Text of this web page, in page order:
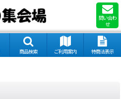
問い合わ
せ
商品検索 ご利用案内 特商法表示